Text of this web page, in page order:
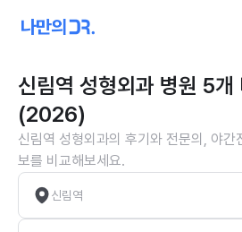
신림역 성형외과 병원 5개
(2026)
신림역 성형외과의 후기와 전문의, 야간
보를 비교해보세요.
신림역